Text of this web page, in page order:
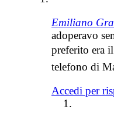
Emiliano
adoperavo
preferito era
telefono di
Accedi per